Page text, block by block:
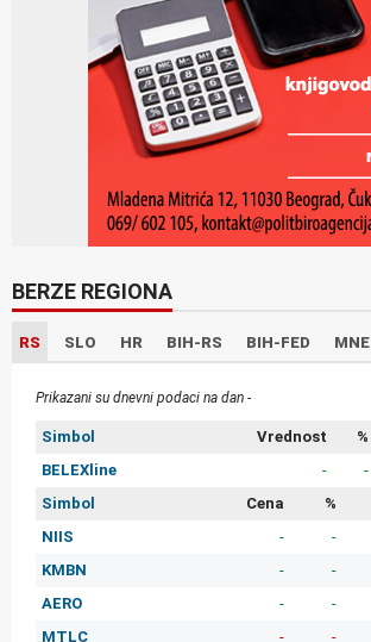
BERZE REGIONA
RS SLO HR BIH-RS BIH-FED MNE
Prikazani su dnevni podaci na dan -
Simbol Vrednost %
BELEXline
- -
Simbol
Cena %
NIIS
- -
KMBN
- -
AERO
- -
MTLC
- -